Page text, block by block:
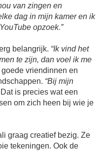
van zingen en
dag in mijn kamer en ik
opzoek.”
belangrijk. “Ik vind het
te zijn, dan voel ik me
vriendinnen en
“Bij mijn
is precies wat een
om zich heen bij wie je
graag creatief bezig. Ze
tekeningen. Ook de